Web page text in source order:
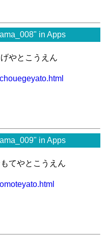
in Apps
やとこうえん
in Apps
てやとこうえん